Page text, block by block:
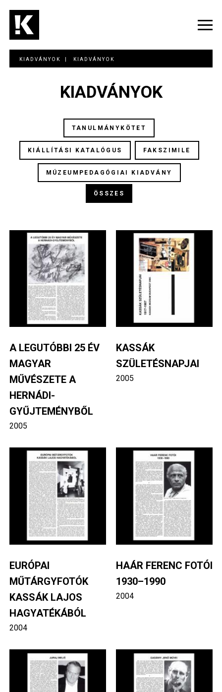
tartalomra
KIADVÁNYOK KIADVÁNYOK
KIADVÁNYOK
TANULMÁNYKÖTET
KIÁLLÍTÁSI KATALÓGUS FAKSZIMILE
MÚZEUMPEDAGÓGIAI KIADVÁNY
ÖSSZES
Image
A LEGUTÓBBI 25 ÉV
MAGYAR
MŰVÉSZETE A
HERNÁDI-
GYŰJTEMÉNYBŐL
2005
Image
KASSÁK
SZÜLETÉSNAPJAI
2005
Image
EURÓPAI
MŰTÁRGYFOTÓK
KASSÁK LAJOS
HAGYATÉKÁBÓL
2004
Image
HAÁR FERENC FOTÓI
1930–1990
2004
Image Image